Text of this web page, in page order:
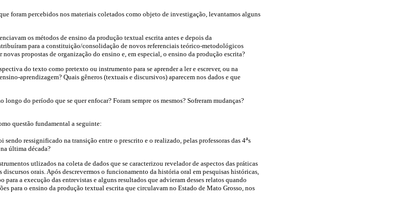
foram percebidos nos materiais coletados como objeto de investigação, levantamos alguns
os métodos de ensino da produção textual escrita antes e depois da
para a constituição/consolidação de novos referenciais teórico-metodológicos
novas propostas de organização do ensino e, em especial, o ensino da produção escrita?
do texto como pretexto ou instrumento para se aprender a ler e escrever, ou na
aprendizagem? Quais gêneros (textuais e discursivos) aparecem nos dados e que
do período que se quer enfocar? Foram sempre os mesmos? Sofreram mudanças?
questão fundamental a seguinte:
ressignificado na transição entre o prescrito e o realizado, pelas professoras das 4as
última década?
utlizados na coleta de dados que se caracterizou revelador de aspectos das práticas
discursos orais. Após descrevermos o funcionamento da história oral em pesquisas históricas,
para a execução das entrevistas e alguns resultados que advieram desses relatos quando
para o ensino da produção textual escrita que circulavam no Estado de Mato Grosso, nos